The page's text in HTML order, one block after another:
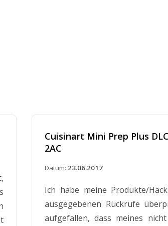
Cuisinart Mini Prep Plus
2AC
Datum: 23.06.2017
Ich habe meine Produkte/
ausgegebenen Rückrufe
aufgefallen, dass meines